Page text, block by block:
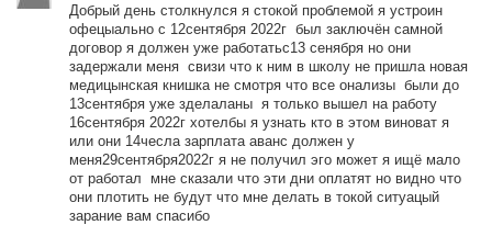
Добрый день столкнулся я стокой проблемой я устроин
офецыально с 12сентября 2022г был заключён самной
договор я должен уже работатьс13 сенября но они
задержали меня свизи что к ним в школу не пришла новая
медицынская книшка не смотря что все онализы были до
13сентября уже зделаланы я только вышел на работу
16сентября 2022г хотелбы я узнать кто в этом виноват я
или они 14чесла зарплата аванс должен у
меня29сентября2022г я не получил эго может я ищё мало
от работал мне сказали что эти дни оплатят но видно что
они плотить не будут что мне делать в токой ситуацый
зарание вам спасибо